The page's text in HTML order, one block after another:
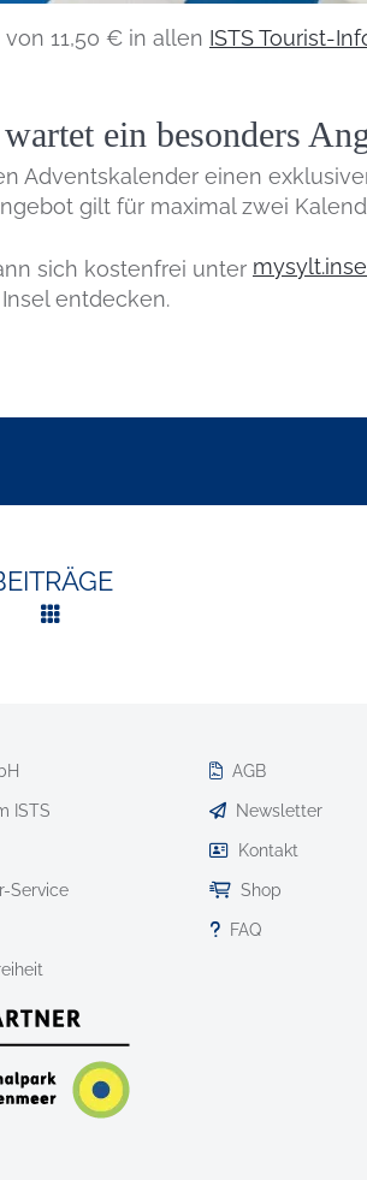
11,50 € in allen ISTS Tourist-
ein besonders
Adventskalender einen
gilt für maximal zwei
sich kostenfrei unter
entdecken.
ISTS
Service
AGB
Newsletter
Kontakt
Shop
FAQ